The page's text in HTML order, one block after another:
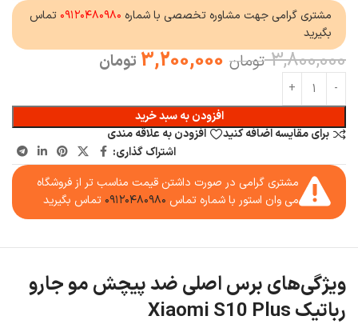
مشتری گرامی جهت مشاوره تخصصی با شماره ۰۹۱۲۰۴۸۰۹۸۰ تماس
بگیرید
3,800,000 تومان 3,200,000 تومان
افزودن به سبد خرید
برای مقایسه اضافه کنید
افزودن به علاقه مندی
اشتراک گذاری:
مشتری گرامی در صورت داشتن قیمت مناسب تر از فروشگاه
می وان استور با شماره تماس ۰۹۱۲۰۴۸۰۹۸۰ تماس بگیرید
ویژگی‌های برس اصلی ضد پیچش مو جارو
رباتیک Xiaomi S10 Plus